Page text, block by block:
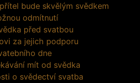
bude skvělým svědkem
odmítnutí
před svatbou
za jejich podporu
dne
mít od svědka
o svědectví svatba